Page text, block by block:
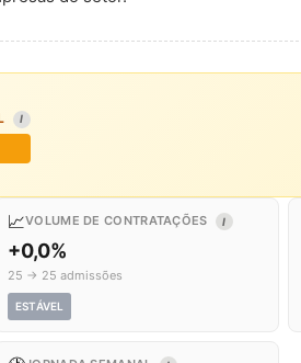
I
📈VOLUME DE CONTRATAÇÕES I
+0,0%
25 → 25 admissões
ESTÁVEL